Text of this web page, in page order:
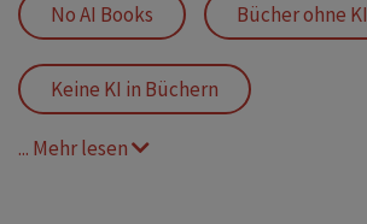
No AI Books Bücher ohne KI
Keine KI in Büchern
Bücher für Lesemuffel
... Mehr lesen